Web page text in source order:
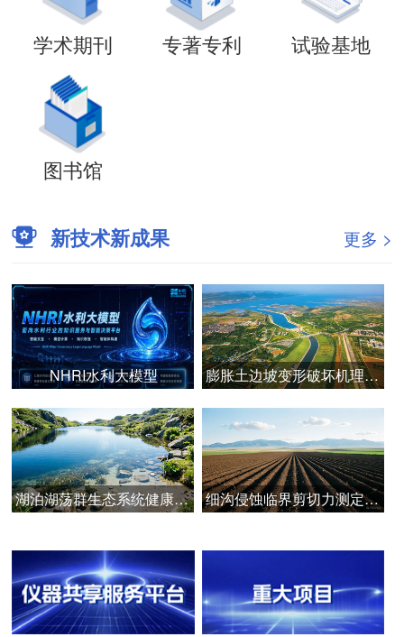
学术期刊 专著专利 试验基地
图书馆
新技术新成果 更多 >
NHRI水利大模型 膨胀土边坡变形破坏机理与安全智能管控技术
湖泊湖荡群生态系统健康诊断与韧性提升技术 细沟侵蚀临界剪切力测定的关键技术